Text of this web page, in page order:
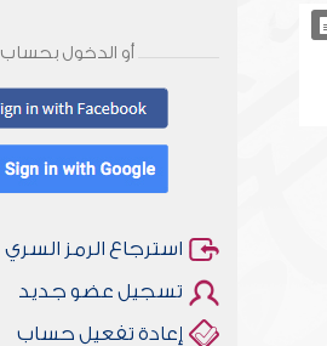
أو الدخول بحساب
استرجاع الرمز السري
تسجيل عضو جديد
إعادة تفعيل حساب